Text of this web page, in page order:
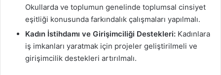
Okullarda ve toplumun genelinde toplumsal cinsiyet
eşitliği konusunda farkındalık çalışmaları yapılmalı.
Kadın İstihdamı ve Girişimciliği Destekleri: Kadınlara
iş imkanları yaratmak için projeler geliştirilmeli ve
girişimcilik destekleri artırılmalı.